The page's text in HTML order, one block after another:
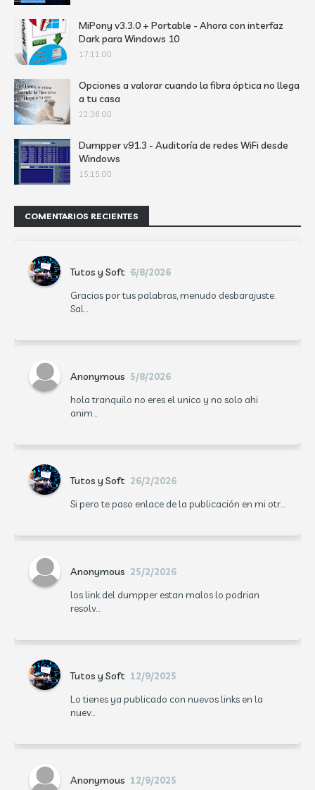
MiPony v3.3.0 + Portable - Ahora con interfaz
Dark para Windows 10
17:11:00
Opciones a valorar cuando la fibra óptica no llega
a tu casa
22:36:00
Dumpper v91.3 - Auditoría de redes WiFi desde
Windows
15:15:00
COMENTARIOS RECIENTES
Tutos y Soft 6/8/2026
Gracias por tus palabras, menudo desbarajuste.
Sal...
Anonymous 5/8/2026
hola tranquilo no eres el unico y no solo ahi
anim...
Tutos y Soft 26/2/2026
Si pero te paso enlace de la publicación en mi otr...
Anonymous 25/2/2026
los link del dumpper estan malos lo podrian
resolv...
Tutos y Soft 12/9/2025
Lo tienes ya publicado con nuevos links en la
nuev...
Anonymous 12/9/2025